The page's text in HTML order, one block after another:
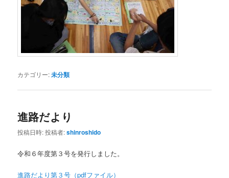
カテゴリー:未分類
進路だより
投稿日時:投稿者:shinroshido
令和６年度第３号を発行しました。
進路だより第３号（pdfファイル）